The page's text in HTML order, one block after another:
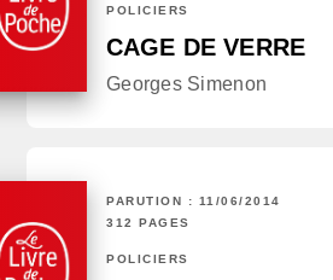
POLICIERS
CAGE DE VERRE
Georges Simenon
PARUTION : 11/06/2014
312 PAGES
POLICIERS